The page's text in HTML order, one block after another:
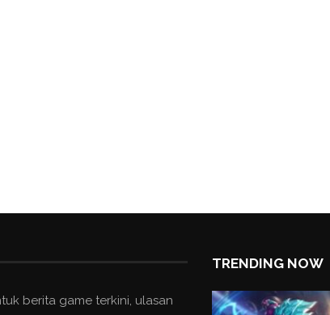
berita game terkini, ulasan
TRENDING NOW